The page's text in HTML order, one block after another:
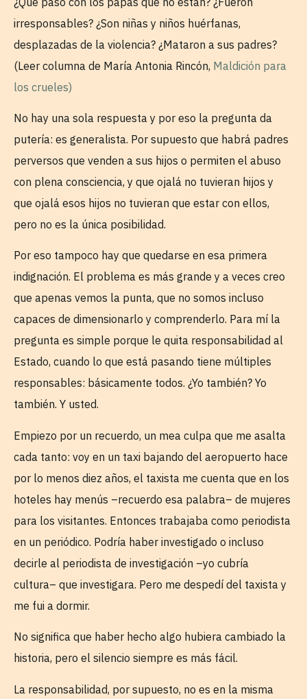
irresponsables? ¿Son niñas y niños huérfanas,
desplazadas de la violencia? ¿Mataron a sus padres?
(Leer columna de María Antonia Rincón, Maldición para
los crueles)
No hay una sola respuesta y por eso la pregunta da
putería: es generalista. Por supuesto que habrá padres
perversos que venden a sus hijos o permiten el abuso
con plena consciencia, y que ojalá no tuvieran hijos y
que ojalá esos hijos no tuvieran que estar con ellos,
pero no es la única posibilidad.
Por eso tampoco hay que quedarse en esa primera
indignación. El problema es más grande y a veces creo
que apenas vemos la punta, que no somos incluso
capaces de dimensionarlo y comprenderlo. Para mí la
pregunta es simple porque le quita responsabilidad al
Estado, cuando lo que está pasando tiene múltiples
responsables: básicamente todos. ¿Yo también? Yo
también. Y usted.
Empiezo por un recuerdo, un mea culpa que me asalta
cada tanto: voy en un taxi bajando del aeropuerto hace
por lo menos diez años, el taxista me cuenta que en los
hoteles hay menús –recuerdo esa palabra– de mujeres
para los visitantes. Entonces trabajaba como periodista
en un periódico. Podría haber investigado o incluso
decirle al periodista de investigación –yo cubría
cultura– que investigara. Pero me despedí del taxista y
me fui a dormir.
No significa que haber hecho algo hubiera cambiado la
historia, pero el silencio siempre es más fácil.
La responsabilidad, por supuesto, no es en la misma